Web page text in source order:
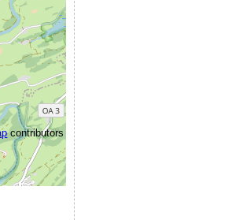
contributors